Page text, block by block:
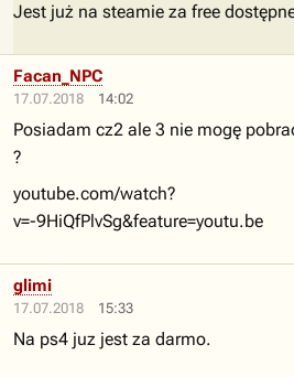
Jest już na steamie za free
17.07.2018 14:02
Facan_NPC
Posiadam cz2 ale 3 nie mogę
?
youtube.com/watch?
v=-9HiQfPlvSg&feature=youtu.be
17.07.2018 15:33
glimi
Na ps4 juz jest za darmo.